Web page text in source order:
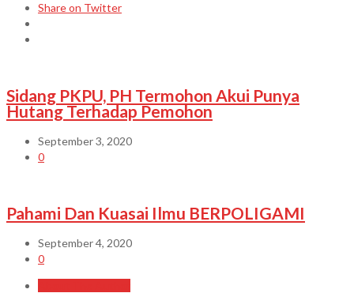
Share on Twitter
Sidang PKPU, PH Termohon Akui Punya
Hutang Terhadap Pemohon
September 3, 2020
0
Pahami Dan Kuasai Ilmu BERPOLIGAMI
September 4, 2020
0